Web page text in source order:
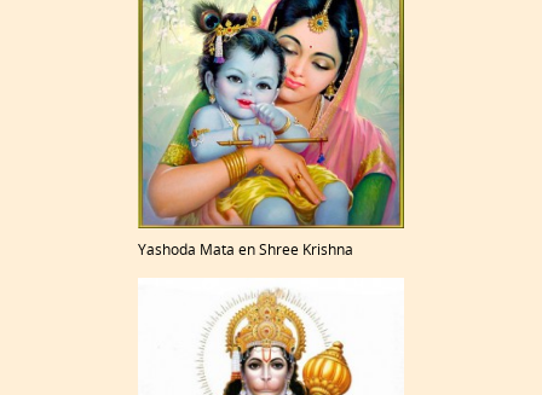
Yashoda Mata en Shree Krishna